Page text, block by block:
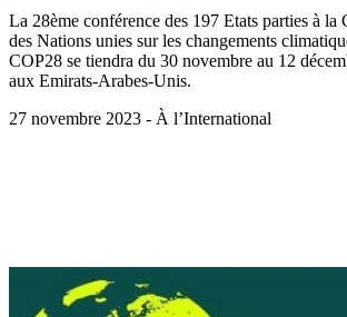
La 28ème conférence des 197 Etats parties à la
des Nations unies sur les changements
COP28 se tiendra du 30 novembre au 12
aux Emirats-Arabes-Unis.
27 novembre 2023 - À l’International